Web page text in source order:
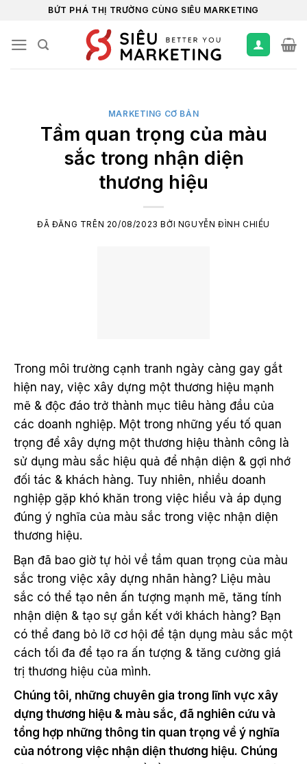
nội
BỨT PHÁ THỊ TRƯỜNG CÙNG SIÊU MARKETING
MARKETING CƠ BẢN
Tầm quan trọng của màu
sắc trong nhận diện
thương hiệu
ĐÃ ĐĂNG TRÊN 20/08/2023 BỞI NGUYỄN ĐÌNH CHIỂU
Trong môi trường cạnh tranh ngày càng gay gắt
hiện nay, việc xây dựng một thương hiệu mạnh
mẽ & độc đáo trở thành mục tiêu hàng đầu của
các doanh nghiệp. Một trong những yếu tố quan
trọng để xây dựng một thương hiệu thành công là
sử dụng màu sắc hiệu quả để nhận diện & gợi nhớ
đối tác & khách hàng. Tuy nhiên, nhiều doanh
nghiệp gặp khó khăn trong việc hiểu và áp dụng
đúng ý nghĩa của màu sắc trong việc nhận diện
thương hiệu.
Bạn đã bao giờ tự hỏi về tầm quan trọng của màu
sắc trong việc xây dựng nhãn hàng? Liệu màu
sắc có thể tạo nên ấn tượng mạnh mẽ, tăng tính
nhận diện & tạo sự gắn kết với khách hàng? Bạn
có thể đang bỏ lỡ cơ hội để tận dụng màu sắc một
cách tối đa để tạo ra ấn tượng & tăng cường giá
trị thương hiệu của mình.
Chúng tôi, những chuyên gia trong lĩnh vực xây
dựng thương hiệu & màu sắc, đã nghiên cứu và
tổng hợp những thông tin quan trọng về ý nghĩa
của nótrong việc nhận diện thương hiệu. Chúng